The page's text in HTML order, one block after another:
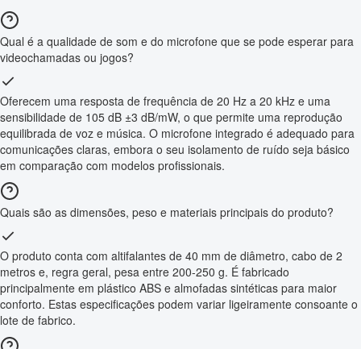
Qual é a qualidade de som e do microfone que se pode esperar para
videochamadas ou jogos?
Oferecem uma resposta de frequência de 20 Hz a 20 kHz e uma
sensibilidade de 105 dB ±3 dB/mW, o que permite uma reprodução
equilibrada de voz e música. O microfone integrado é adequado para
comunicações claras, embora o seu isolamento de ruído seja básico
em comparação com modelos profissionais.
Quais são as dimensões, peso e materiais principais do produto?
O produto conta com altifalantes de 40 mm de diâmetro, cabo de 2
metros e, regra geral, pesa entre 200-250 g. É fabricado
principalmente em plástico ABS e almofadas sintéticas para maior
conforto. Estas especificações podem variar ligeiramente consoante o
lote de fabrico.